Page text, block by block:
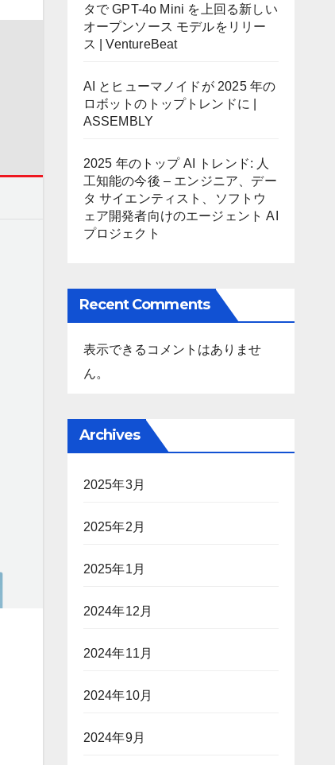
タで GPT-4o Mini を上回る新しい
オープンソース モデルをリリー
ス | VentureBeat
AI とヒューマノイドが 2025 年の
ロボットのトップトレンドに |
ASSEMBLY
2025 年のトップ AI トレンド: 人
工知能の今後 – エンジニア、デー
タ サイエンティスト、ソフトウ
ェア開発者向けのエージェント AI
プロジェクト
Recent Comments
表示できるコメントはありませ
ん。
Archives
2025年3月
2025年2月
2025年1月
2024年12月
2024年11月
2024年10月
2024年9月